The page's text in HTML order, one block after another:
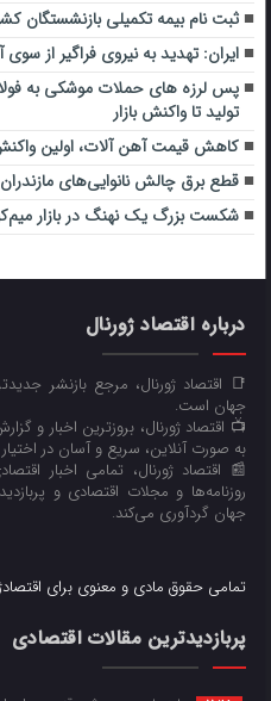
ثبت نام بیمه تکمیلی بازنشستگان
ایران: تهدید به نیروی فراگیر از
پس لرزه های حملات موشکی به فولاد
تولید تا واکنش بازار
کاهش قیمت آهن آلات، اولین واکنش
قطع برق چالش نانوایی‌های مازندران
شکست بزرگ یک نهنگ در بازار
درباره اقتصاد ژورنال
📑 اقتصاد ژورنال، مرجع بازنشر
جهان است.
📺 اقتصاد ژورنال، بروزترین اخبار و
به صورت آنلاین، سریع و آسان در
📰 اقتصاد ژورنال، تمامی اخبار
روزنامه‌ها و مجلات اقتصادی و
جهان گردآوری می‌کند.
تمامی حقوق مادی و معنوی برای
پربازدیدترین مقالات اقتصادی